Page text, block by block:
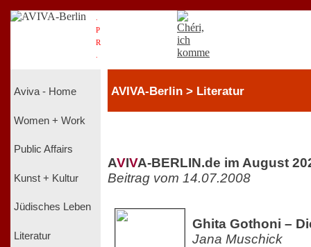
P
R
Aviva - Home
Women + Work
Public Affairs
Kunst + Kultur
Jüdisches Leben
Literatur
AVIVA-Berlin > Literatur
AVIVA-BERLIN.de im August
Beitrag vom 14.07.2008
Ghita Gothoni –
Jana Muschick